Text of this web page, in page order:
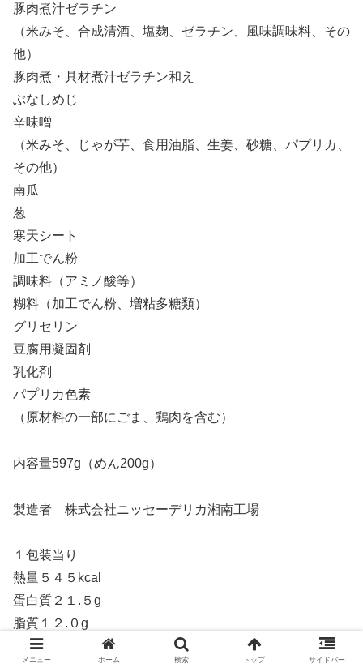
豚肉煮汁ゼラチン
（米みそ、合成清酒、塩麹、ゼラチン、風味調味料、その
他）
豚肉煮・具材煮汁ゼラチン和え
ぶなしめじ
辛味噌
（米みそ、じゃが芋、食用油脂、生姜、砂糖、パプリカ、
その他）
南瓜
葱
寒天シート
加工でん粉
調味料（アミノ酸等）
糊料（加工でん粉、増粘多糖類）
グリセリン
豆腐用凝固剤
乳化剤
パプリカ色素
（原材料の一部にごま、鶏肉を含む）
内容量597g（めん200g）
製造者 株式会社ニッセーデリカ湘南工場
１包装当り
熱量５４５kcal
蛋白質２１.５g
脂質１２.０g
炭水化物８７.８g
メニュー ホーム 検索 トップ サイドバー